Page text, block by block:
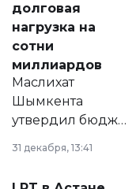
долговая
нагрузка на
сотни
миллиардов
Маслихат
Шымкента
утвердил бюджет
города на 2026–
2028 годы.
31 декабря, 13:41